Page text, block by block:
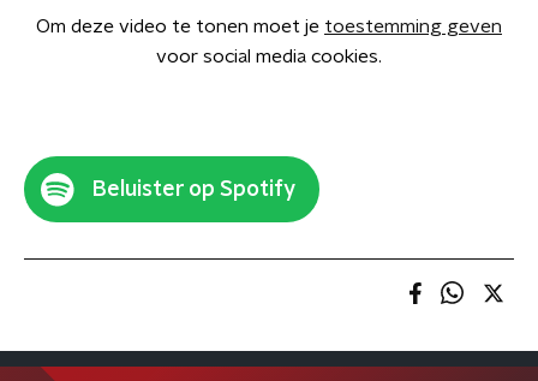
Om deze video te tonen moet je toestemming geven
voor social media cookies.
Beluister op Spotify